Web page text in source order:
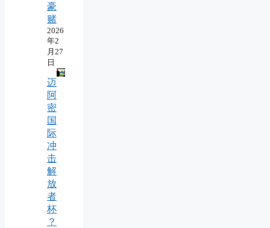
豪
赌
2026
年2
月27
日
迈
阿
密
国
际
冲
击
解
放
者
杯
？